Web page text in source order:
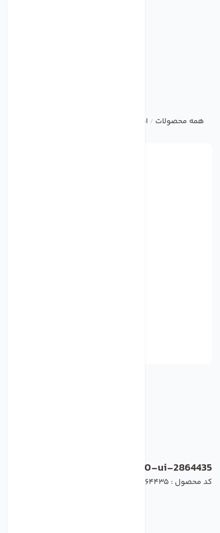
همه محصولات / ابزاردقیق
mini-mcr-sl-pt100-ui-2864435
کد محصول : mini-mcr-sl-pt100-ui-2864435